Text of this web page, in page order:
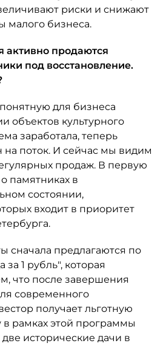
риски и снижают
малого бизнеса.
активно продаются
под восстановление.
для бизнеса
объектов культурного
заработала, теперь
на поток. И сейчас мы видим
продаж. В первую
памятниках в
состоянии,
входит в приоритет
сначала предлагаются по
1 рубль", которая
что после завершения
современного
получает льготную
в рамках этой программы
исторические дачи в